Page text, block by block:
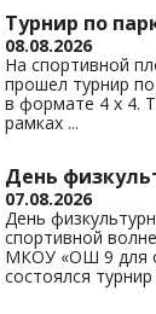
Турнир по
08.08.2026
На спортивной
прошел турнир
в формате 4 х 4.
рамках ...
День
07.08.2026
День
спортивной
МКОУ «ОШ 9 для
состоялся